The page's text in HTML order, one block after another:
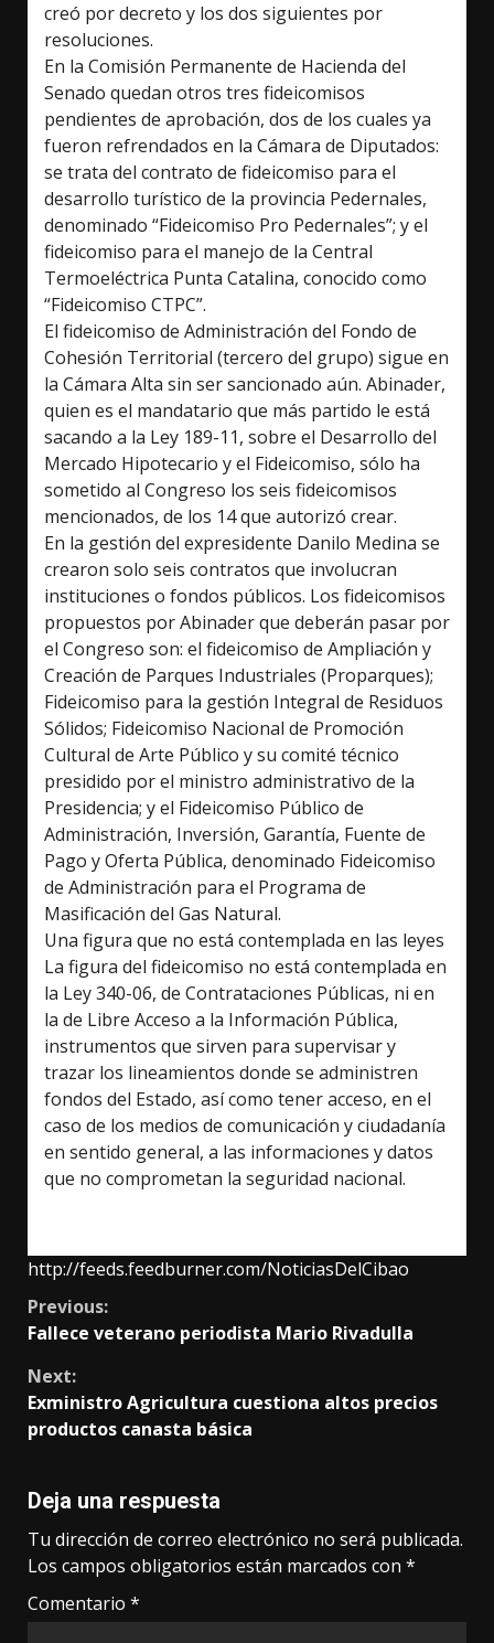
creó por decreto y los dos siguientes por
resoluciones.
En la Comisión Permanente de Hacienda del
Senado quedan otros tres fideicomisos
pendientes de aprobación, dos de los cuales ya
fueron refrendados en la Cámara de Diputados:
se trata del contrato de fideicomiso para el
desarrollo turístico de la provincia Pedernales,
denominado “Fideicomiso Pro Pedernales”; y el
fideicomiso para el manejo de la Central
Termoeléctrica Punta Catalina, conocido como
“Fideicomiso CTPC”.
El fideicomiso de Administración del Fondo de
Cohesión Territorial (tercero del grupo) sigue en
la Cámara Alta sin ser sancionado aún. Abinader,
quien es el mandatario que más partido le está
sacando a la Ley 189-11, sobre el Desarrollo del
Mercado Hipotecario y el Fideicomiso, sólo ha
sometido al Congreso los seis fideicomisos
mencionados, de los 14 que autorizó crear.
En la gestión del expresidente Danilo Medina se
crearon solo seis contratos que involucran
instituciones o fondos públicos. Los fideicomisos
propuestos por Abinader que deberán pasar por
el Congreso son: el fideicomiso de Ampliación y
Creación de Parques Industriales (Proparques);
Fideicomiso para la gestión Integral de Residuos
Sólidos; Fideicomiso Nacional de Promoción
Cultural de Arte Público y su comité técnico
presidido por el ministro administrativo de la
Presidencia; y el Fideicomiso Público de
Administración, Inversión, Garantía, Fuente de
Pago y Oferta Pública, denominado Fideicomiso
de Administración para el Programa de
Masificación del Gas Natural.
Una figura que no está contemplada en las leyes
La figura del fideicomiso no está contemplada en
la Ley 340-06, de Contrataciones Públicas, ni en
la de Libre Acceso a la Información Pública,
instrumentos que sirven para supervisar y
trazar los lineamientos donde se administren
fondos del Estado, así como tener acceso, en el
caso de los medios de comunicación y ciudadanía
en sentido general, a las informaciones y datos
que no comprometan la seguridad nacional.
http://feeds.feedburner.com/NoticiasDelCibao
Continue
Previous:
Fallece veterano periodista Mario Rivadulla
Next:
Exministro Agricultura cuestiona altos precios
productos canasta básica
Deja una respuesta
Tu dirección de correo electrónico no será publicada.
Los campos obligatorios están marcados con *
Comentario *